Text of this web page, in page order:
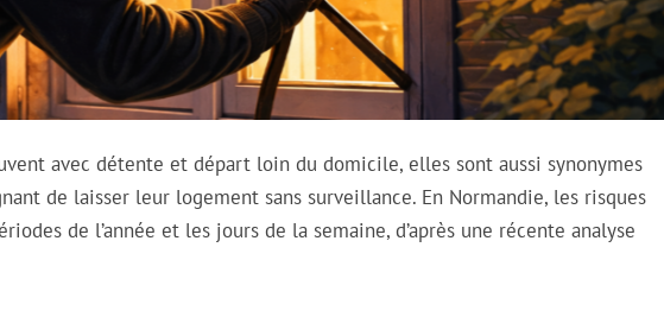
avec détente et départ loin du domicile, elles sont aussi synonymes
de laisser leur logement sans surveillance. En Normandie, les risques
de l’année et les jours de la semaine, d’après une récente analyse